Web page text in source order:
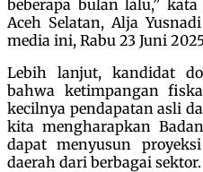
beberapa bulan lalu,”
Aceh Selatan, Alja
media ini, Rabu 23 Juni
Lebih lanjut, kandidat
bahwa ketimpangan
kecilnya pendapatan asli
kita mengharapkan
dapat menyusun
daerah dari berbagai sektor.